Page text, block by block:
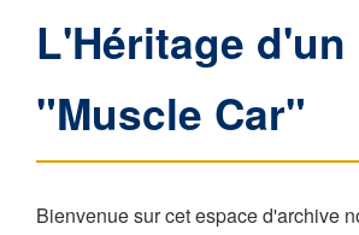
L'Héritage d'un
"Muscle Car"
Bienvenue sur cet espace d'archive